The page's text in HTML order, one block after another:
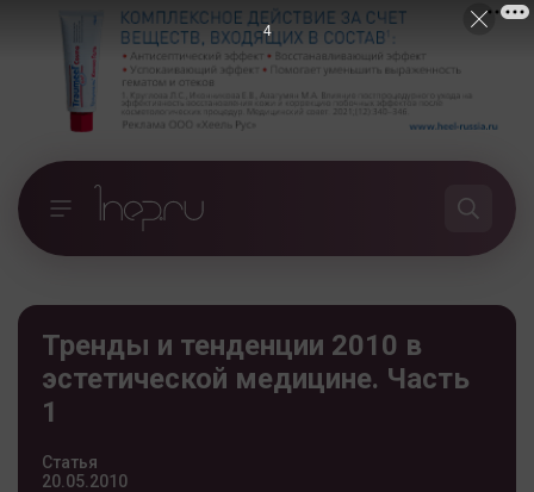
Тренды и тенденции 2010 в
эстетической медицине. Часть
1
Статья
20.05.2010
3